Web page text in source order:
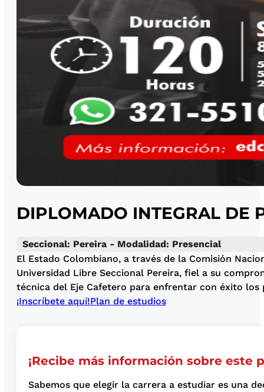
DIPLOMADO INTEGRAL DE
Seccional: Pereira - Modalidad: Presencial
El Estado Colombiano, a través de la Comisión
Universidad Libre Seccional Pereira, fiel a su
técnica del Eje Cafetero para enfrentar con éxito los
¡Inscríbete aquí!Plan de estudios
¡Recibe más información sobre este
Sabemos que elegir la carrera a estudiar es una